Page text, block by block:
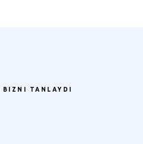
BIZNI TANLAYDI